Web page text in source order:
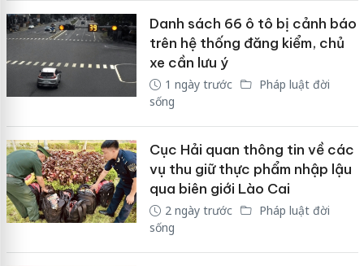
Danh sách 66 ô tô bị cảnh báo
trên hệ thống đăng kiểm, chủ
xe cần lưu ý
1 ngày trước
Pháp luật đời
sống
Cục Hải quan thông tin về các
vụ thu giữ thực phẩm nhập lậu
qua biên giới Lào Cai
2 ngày trước
Pháp luật đời
sống